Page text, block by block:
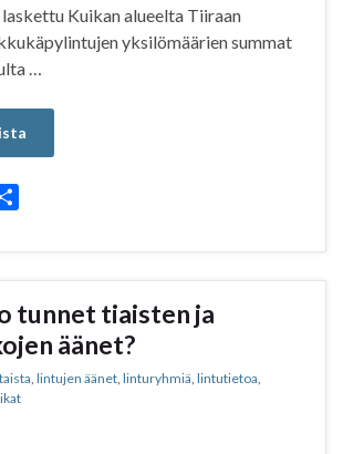
Kuikan alueelta Tiiraan
yksilömäärien summat
…
a
r
etunnet tiaisten ja
äänet?
lintujen äänet linturyhmiä lintutietoa